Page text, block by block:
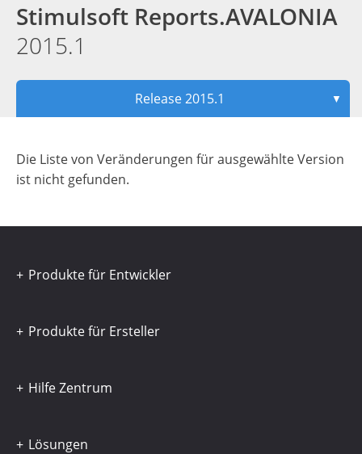
Stimulsoft Reports.AVALONIA
2015.1
Release 2015.1 ▼
Die Liste von Veränderungen für ausgewählte Version
ist nicht gefunden.
Produkte für Entwickler
Produkte für Ersteller
Hilfe Zentrum
Lösungen